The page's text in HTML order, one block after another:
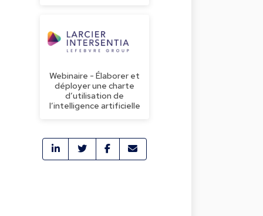
Webinaire - Élaborer et
déployer une charte
d’utilisation de
l’intelligence artificielle